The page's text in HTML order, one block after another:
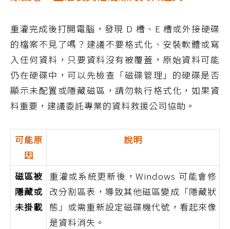
重灌完成後打開電腦，發現 D 槽、E 槽或外接硬碟
的檔案不見了嗎？建議不要格式化、安裝軟體或寫
入任何資料，只要資料沒有被覆蓋，原始資料可能
仍在硬碟中，可以先檢查「磁碟管理」的硬碟是否
顯示未配置或隱藏磁區，請勿執行格式化，如果資
料重要，建議委託專業的資料救援公司協助。
可能原
因
說明
磁區被
隱藏或
未掛載
重灌或系統更新後，Windows 可能會修
改分割區表，導致其他磁區變成「隱藏狀
態」或需重新設定磁碟機代號，看起來像
是資料消失。